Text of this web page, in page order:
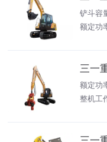
铲斗容
额定功
三一
额定功
整机工